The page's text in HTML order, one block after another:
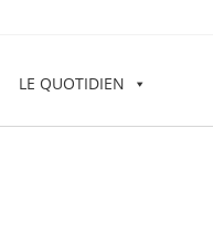
LE QUOTIDIEN